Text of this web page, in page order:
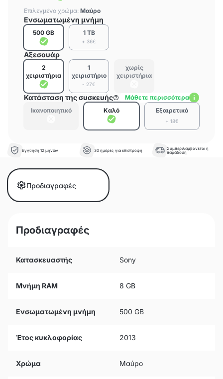
Επιλεγμένο χρώμα: Μαύρο
Ενσωματωμένη μνήμη
500 GB 1 TB
+ 36€
Αξεσουάρ
2
χειριστήρια
1
χειριστήριο
- 27€
χωρίς
χειριστήρια
Κατάσταση της συσκευής
Μάθετε περισσότερα
Ικανοποιητικό
Καλό Εξαιρετικό
+ 18€
Εγγύηση 12 μηνών 30 ημέρες για επιστροφή
Συμπεριλαμβάνεται η
παράδοση
Προδιαγραφές
Προδιαγραφές
Κατασκευαστής Sony
Μνήμη RAM 8 GB
Ενσωματωμένη μνήμη 500 GB
Έτος κυκλοφορίας 2013
Χρώμα Μαύρο